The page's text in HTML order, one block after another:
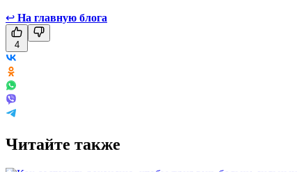
↩ На главную блога
4
Читайте также